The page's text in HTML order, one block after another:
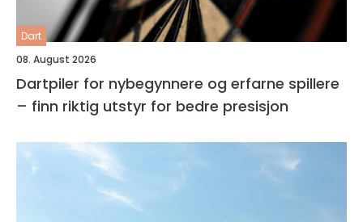
Dart
08. August 2026
Dartpiler for nybegynnere og erfarne spillere
– finn riktig utstyr for bedre presisjon